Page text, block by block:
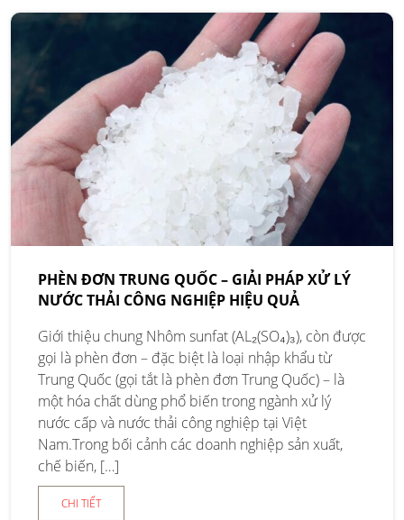
PHÈN ĐƠN TRUNG QUỐC – GIẢI PHÁP XỬ LÝ
NƯỚC THẢI CÔNG NGHIỆP HIỆU QUẢ
Giới thiệu chung Nhôm sunfat (AL₂(SO₄)₃), còn được
gọi là phèn đơn – đặc biệt là loại nhập khẩu từ
Trung Quốc (gọi tắt là phèn đơn Trung Quốc) – là
một hóa chất dùng phổ biến trong ngành xử lý
nước cấp và nước thải công nghiệp tại Việt
Nam.Trong bối cảnh các doanh nghiệp sản xuất,
chế biến, […]
CHI TIẾT